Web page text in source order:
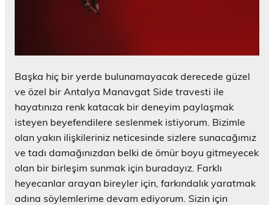
Başka hiç bir yerde bulunamayacak derecede güzel
ve özel bir Antalya Manavgat Side travesti ile
hayatınıza renk katacak bir deneyim paylaşmak
isteyen beyefendilere seslenmek istiyorum. Bizimle
olan yakın ilişkileriniz neticesinde sizlere sunacağımız
ve tadı damağınızdan belki de ömür boyu gitmeyecek
olan bir birleşim sunmak için buradayız. Farklı
heyecanlar arayan bireyler için, farkındalık yaratmak
adına söylemlerime devam ediyorum. Sizin için